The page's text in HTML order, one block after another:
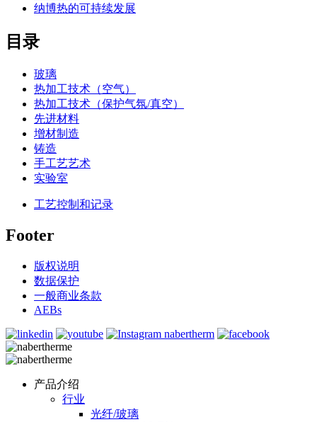
纳博热的可持续发展
目录
玻璃
热加工技术（空气）
热加工技术（保护气氛/真空）
先进材料
增材制造
铸造
手工艺艺术
实验室
工艺控制和记录
Footer
版权说明
数据保护
一般商业条款
AEBs
产品介绍
行业
光纤/玻璃